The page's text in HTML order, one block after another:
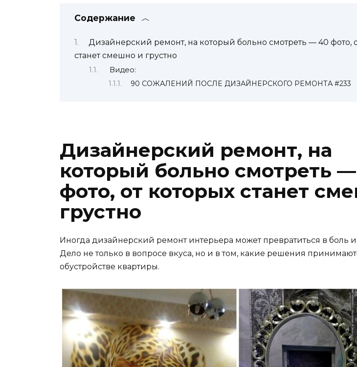
Содержание
Дизайнерский ремонт, на который больно смотреть — 40 фото,
станет смешно и грустно
Видео:
90 СОЖАЛЕНИЙ ПОСЛЕ ДИЗАЙНЕРСКОГО РЕМОНТА #233
Дизайнерский ремонт, на
который больно смотреть
фото, от которых станет
грустно
Иногда дизайнерский ремонт интерьера может превратиться в боль
Дело не только в вопросе вкуса, но и в том, какие решения
обустройстве квартиры.